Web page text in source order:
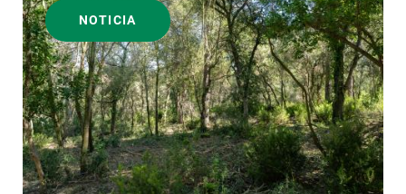
NOTICIA